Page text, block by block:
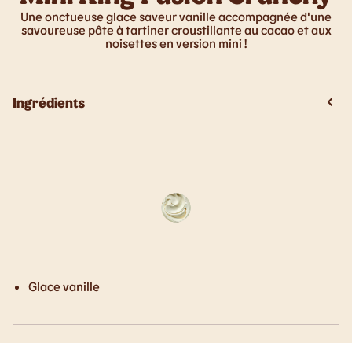
Une onctueuse glace saveur vanille accompagnée d'une
savoureuse pâte à tartiner croustillante au cacao et aux
noisettes en version mini !
Ingrédients
Glace vanille